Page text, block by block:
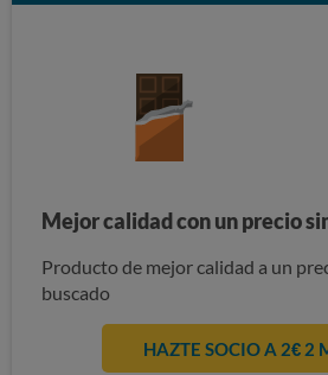
Mejor calidad con un precio
Producto de mejor calidad a un
buscado
HAZTE SOCIO A 2€ 2